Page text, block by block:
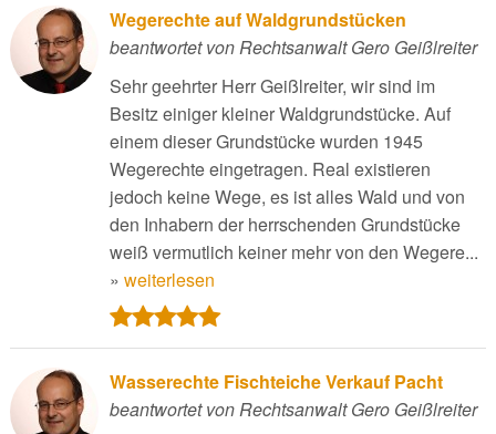
Wegerechte auf Waldgrundstücken
beantwortet von Rechtsanwalt Gero Geißlreiter
Sehr geehrter Herr Geißlreiter, wir sind im
Besitz einiger kleiner Waldgrundstücke. Auf
einem dieser Grundstücke wurden 1945
Wegerechte eingetragen. Real existieren
jedoch keine Wege, es ist alles Wald und von
den Inhabern der herrschenden Grundstücke
weiß vermutlich keiner mehr von den Wegere...
» weiterlesen
Wasserechte Fischteiche Verkauf Pacht
beantwortet von Rechtsanwalt Gero Geißlreiter